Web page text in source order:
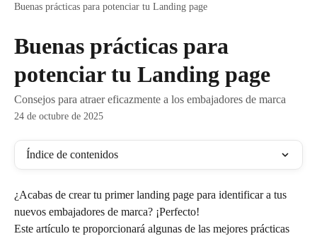
Buenas prácticas para potenciar tu Landing page
Buenas prácticas para
potenciar tu Landing page
Consejos para atraer eficazmente a los embajadores de marca
24 de octubre de 2025
Índice de contenidos
¿Acabas de crear tu primer landing page para identificar a tus
nuevos embajadores de marca? ¡Perfecto!
Este artículo te proporcionará algunas de las mejores prácticas